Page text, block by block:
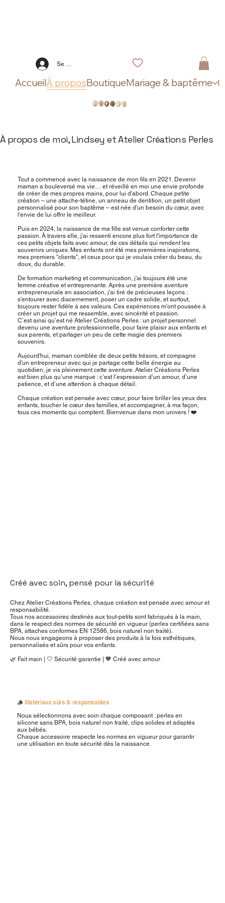
Se connecter
AccueilÀ proposBoutiqueMariage & baptême
À propos de moi, Lindsey et Atelier Créations Perles
Tout a commencé avec la naissance de mon fils en 2021. Devenir
maman a bouleversé ma vie… et réveillé en moi une envie profonde
de créer de mes propres mains, pour lui d'abord. Chaque petite
création – une attache-tétine, un anneau de dentition, un petit objet
personnalisé pour son baptême – est née d'un besoin du cœur, avec
l'envie de lui offrir le meilleur.
Puis en 2024, la naissance de ma fille est venue conforter cette
passion. À travers elle, j'ai ressenti encore plus fort l'importance de
ces petits objets faits avec amour, de ces détails qui rendent les
souvenirs uniques. Mes enfants ont été mes premières inspirations,
mes premiers "clients", et ceux pour qui je voulais créer du beau, du
doux, du durable.
De formation marketing et communication, j'ai toujours été une
femme créative et entreprenante. Après une première aventure
entrepreneuriale en association, j'ai tiré de précieuses leçons :
s'entourer avec discernement, poser un cadre solide, et surtout,
toujours rester fidèle à ses valeurs. Ces expériences m'ont poussée à
créer un projet qui me ressemble, avec sincérité et passion.
C’est ainsi qu’est né Atelier Créations Perles : un projet personnel
devenu une aventure professionnelle, pour faire plaisir aux enfants et
aux parents, et partager un peu de cette magie des premiers
souvenirs.
Aujourd'hui, maman comblée de deux petits trésors, et compagne
d'un entrepreneur avec qui je partage cette belle énergie au
quotidien, je vis pleinement cette aventure. Atelier Créations Perles
est bien plus qu’une marque : c’est l’expression d’un amour, d’une
patience, et d’une attention à chaque détail.
Chaque création est pensée avec cœur, pour faire briller les yeux des
enfants, toucher le cœur des familles, et accompagner, à ma façon,
tous ces moments qui comptent. Bienvenue dans mon univers ! ❤️
Créé avec soin, pensé pour la sécurité
Chez Atelier Créations Perles, chaque création est pensée avec amour et
responsabilité.
Tous nos accessoires destinés aux tout-petits sont fabriqués à la main,
dans le respect des normes de sécurité en vigueur (perles certifiées sans
BPA, attaches conformes EN 12586, bois naturel non traité).
Nous nous engageons à proposer des produits à la fois esthétiques,
personnalisés et sûrs pour vos enfants.
🌿 Fait main | 🤍 Sécurité garantie | 🧡 Créé avec amour
🪵 Matériaux sûrs & responsables
Nous sélectionnons avec soin chaque composant : perles en
silicone sans BPA, bois naturel non traité, clips solides et adaptés
aux bébés.
Chaque accessoire respecte les normes en vigueur pour garantir
une utilisation en toute sécurité dès la naissance.